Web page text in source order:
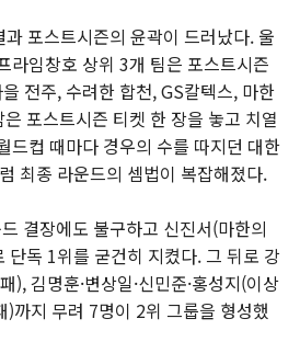
포스트시즌의 윤곽이 드러났다. 울
라임창호 상위 3개 팀은 포스트시즌
전주, 수려한 합천, GS칼텍스, 마한
포스트시즌 티켓 한 장을 놓고 치열
드컵 때마다 경우의 수를 따지던 대한
최종 라운드의 셈법이 복잡해졌다.
결장에도 불구하고 신진서(마한의
독 1위를 굳건히 지켰다. 그 뒤로 강
), 김명훈·변상일·신민준·홍성지(이상
까지 무려 7명이 2위 그룹을 형성했